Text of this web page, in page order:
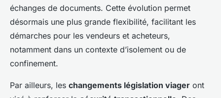
échanges de documents. Cette évolution permet
désormais une plus grande flexibilité, facilitant les
démarches pour les vendeurs et acheteurs,
notamment dans un contexte d’isolement ou de
confinement.
Par ailleurs, les changements législation viager ont